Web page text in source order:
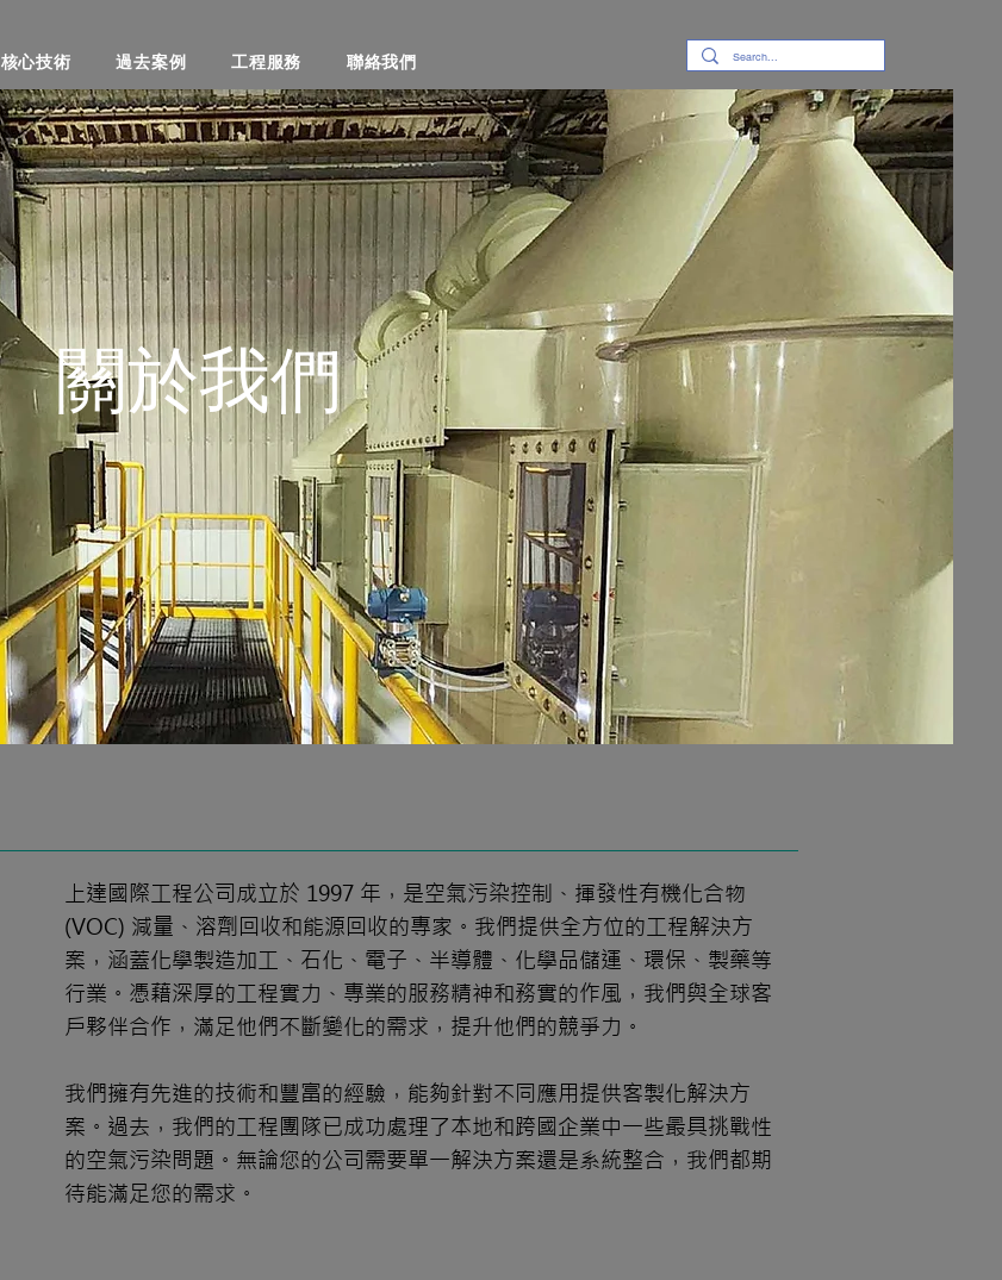
核心技術 過去案例 工程服務 聯絡我們
關於我們
上達國際工程公司成立於 1997 年，是空氣污染控制、揮發性有機化合物
(VOC) 減量、溶劑回收和能源回收的專家。我們提供全方位的工程解決方
案，涵蓋化學製造加工、石化、電子、半導體、化學品儲運、環保、製藥等
行業。憑藉深厚的工程實力、專業的服務精神和務實的作風，我們與全球客
戶夥伴合作，滿足他們不斷變化的需求，提升他們的競爭力。
我們擁有先進的技術和豐富的經驗，能夠針對不同應用提供客製化解決方
案。過去，我們的工程團隊已成功處理了本地和跨國企業中一些最具挑戰性
的空氣污染問題。無論您的公司需要單一解決方案還是系統整合，我們都期
待能滿足您的需求。